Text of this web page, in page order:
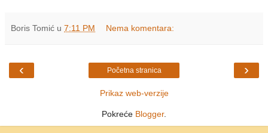
Boris Tomić u 7:11 PM Nema komentara:
‹ ›
Početna stranica
Prikaz web-verzije
Pokreće Blogger.